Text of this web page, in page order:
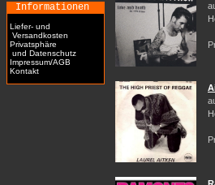
Informationen
Liefer- und
Versandkosten
Privatsphäre
und Datenschutz
Impressum/AGB
Kontakt